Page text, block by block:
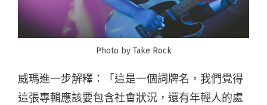
Photo by Take Rock
威瑪進一步解釋：「這是一個詞牌名，我們覺得
這張專輯應該要包含社會狀況，還有年輕人的處